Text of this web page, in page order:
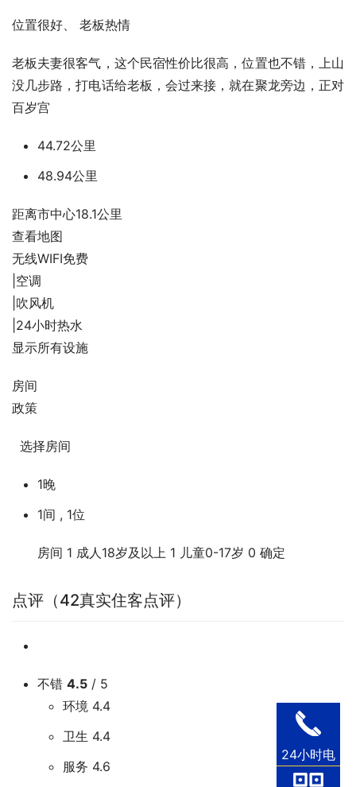
位置很好、 老板热情
老板夫妻很客气，这个民宿性价比很高，位置也不错，上山
没几步路，打电话给老板，会过来接，就在聚龙旁边，正对
百岁宫
44.72公里
48.94公里
距离市中心18.1公里
查看地图
无线WIFI免费
空调
吹风机
24小时热水
显示所有设施
房间
政策
  选择房间
1晚
1间 , 1位
房间 1 成人 18岁及以上 1 儿童0-17岁 0 确定
点评 （42真实住客点评）
不错 4.5 / 5
环境 4.4
卫生 4.4
服务 4.6
24小时电
话